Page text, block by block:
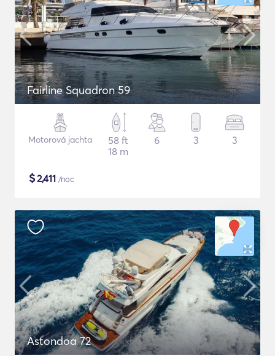
Fairline Squadron 59
Motorová jachta
58 ft
18 m
6 3 3
$2,411 /noc
Astondoa 72